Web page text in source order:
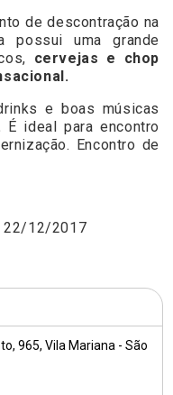
965, Vila Mariana - São
de descontração na
possui uma grande
cervejas e chop
e boas músicas
É ideal para encontro
Encontro de
22/12/2017